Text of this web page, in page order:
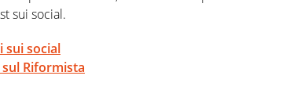
sui social.
sui social
Riformista